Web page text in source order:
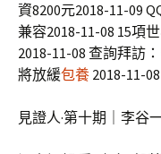
資8200元2018-11-09
兼容2018-11-08 15項
2018-11-08 查詢拜訪
將放緩包養 2018-11-08
見證人·第十期｜李谷